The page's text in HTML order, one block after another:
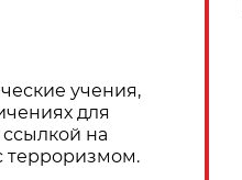
учения,
для
на
терроризмом.